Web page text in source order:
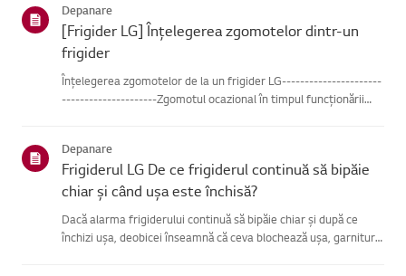
coduri,...
Depanare
[Frigider LG] Înțelegerea zgomotelor dintr-un
frigider
Înțelegerea zgomotelor de la un frigider LG----------------------
---------------------Zgomotul ocazional în timpul funcționării
Depanare
Frigiderul LG De ce frigiderul continuă să bipăie
chiar și când ușa este închisă?
Dacă alarma frigiderului continuă să bipăie chiar și după ce
închizi ușa, deobicei înseamnă că ceva blochează ușa, garnitura